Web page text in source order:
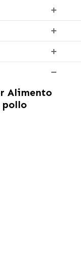
Alimento
pollo